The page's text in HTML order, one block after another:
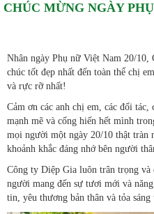
CHÚC MỪNG NGÀY
Nhân ngày Phụ nữ Việt Nam 20/
chúc tốt đẹp nhất đến toàn thể chị
và rực rỡ nhất!
Cảm ơn các anh chị em, các đối tác,
mạnh mẽ và cống hiến hết mình
mọi người một ngày 20/10 thật tràn
khoảnh khắc đáng nhớ bên người
Công ty Diệp Gia luôn trân trọng và
người mang đến sự tươi mới và
tin, yêu thương bản thân và tỏa